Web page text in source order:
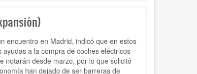
encuentro en Madrid, indicó que en estos
a la compra de coches eléctricos
notarán desde marzo, por lo que solicitó
han dejado de ser barreras de